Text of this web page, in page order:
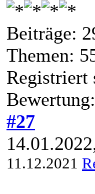
Beiträge:
Themen:
Registriert
Bewertung:
#27
11.12.2021